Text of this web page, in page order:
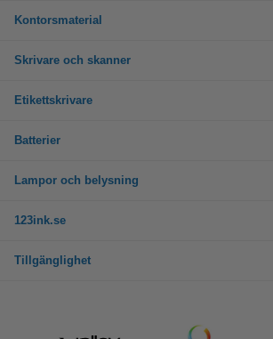
Kontorsmaterial
Skrivare och skanner
Etikettskrivare
Batterier
Lampor och belysning
123ink.se
Tillgänglighet